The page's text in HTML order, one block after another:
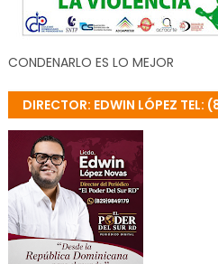
CONDENARLO ES LO MEJOR
DIRECTOR: EDWIN LÓPEZ